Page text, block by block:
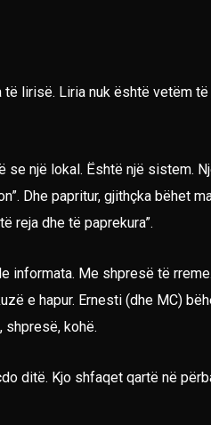
lirisë. Liria nuk është vetëm
një lokal. Është një sistem.
Dhe papritur, gjithçka bëhet
reja dhe të paprekura”.
informata. Me shpresë të
e hapur. Ernesti (dhe MC)
kohë.
ditë. Kjo shfaqet qartë në